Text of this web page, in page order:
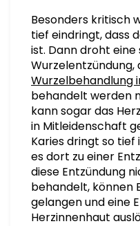
Besonders kritisch
tief eindringt, dass
ist. Dann droht
Wurzelentzündung,
Wurzelbehandlung
behandelt werden
kann sogar das
in Mitleidenschaft
Karies dringt so tief
es dort zu einer
diese Entzündung
behandelt, können
gelangen und eine
Herzinnenhaut